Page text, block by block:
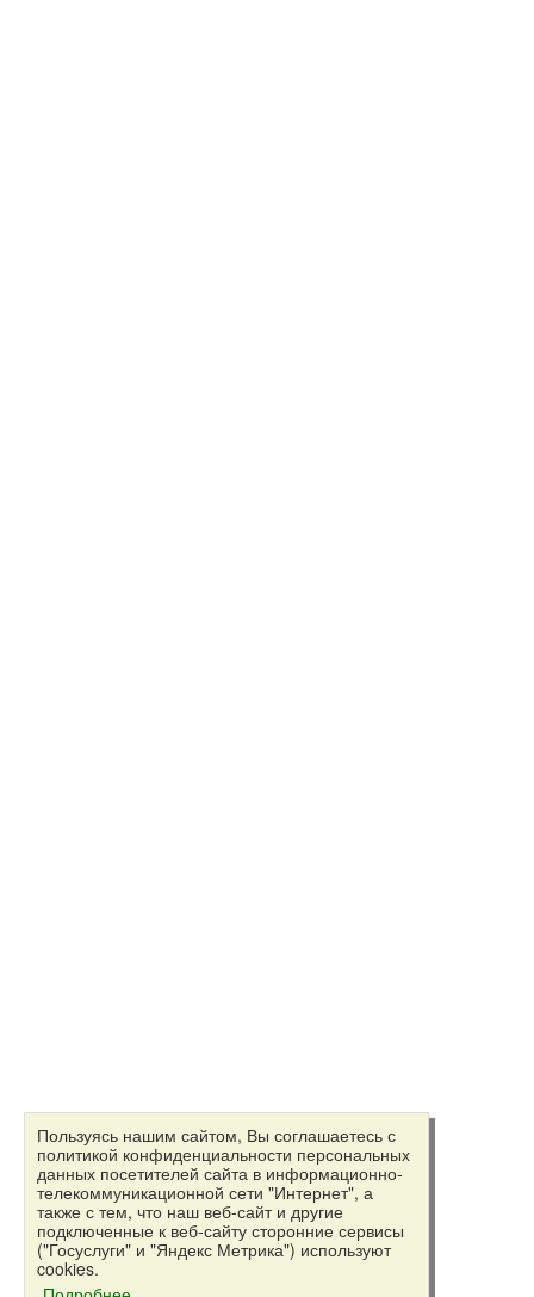
Пользуясь нашим сайтом, Вы соглашаетесь с
политикой конфиденциальности персональных
данных посетителей сайта в информационно-
телекоммуникационной сети "Интернет", а
также с тем, что наш веб-сайт и другие
подключенные к веб-сайту сторонние сервисы
("Госуслуги" и "Яндекс Метрика") используют
cookies.